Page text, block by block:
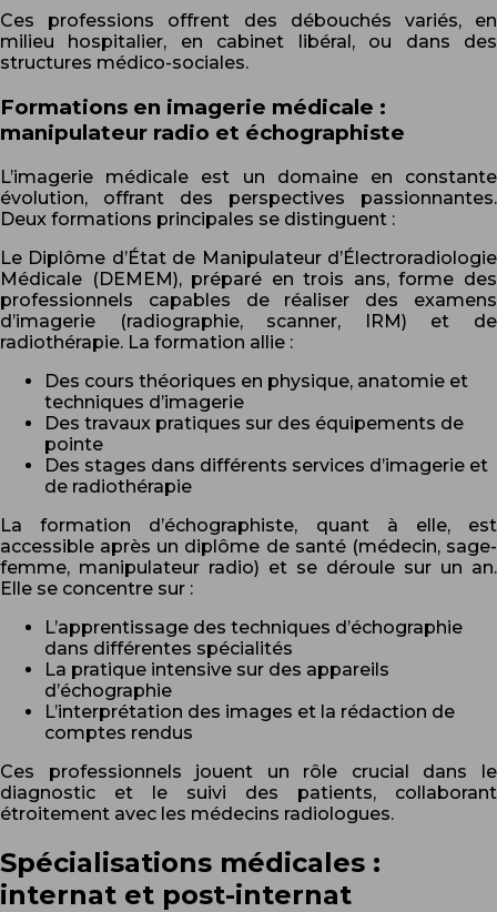
Ces professions offrent des débouchés variés, en
milieu hospitalier, en cabinet libéral, ou dans des
structures médico-sociales.
Formations en imagerie médicale :
manipulateur radio et échographiste
L’imagerie médicale est un domaine en constante
évolution, offrant des perspectives passionnantes.
Deux formations principales se distinguent :
Le Diplôme d’État de Manipulateur d’Électroradiologie
Médicale (DEMEM), préparé en trois ans, forme des
professionnels capables de réaliser des examens
d’imagerie (radiographie, scanner, IRM) et de
radiothérapie. La formation allie :
Des cours théoriques en physique, anatomie et
techniques d’imagerie
Des travaux pratiques sur des équipements de
pointe
Des stages dans différents services d’imagerie et
de radiothérapie
La formation d’échographiste, quant à elle, est
accessible après un diplôme de santé (médecin, sage-
femme, manipulateur radio) et se déroule sur un an.
Elle se concentre sur :
L’apprentissage des techniques d’échographie
dans différentes spécialités
La pratique intensive sur des appareils
d’échographie
L’interprétation des images et la rédaction de
comptes rendus
Ces professionnels jouent un rôle crucial dans le
diagnostic et le suivi des patients, collaborant
étroitement avec les médecins radiologues.
Spécialisations médicales :
internat et post-internat